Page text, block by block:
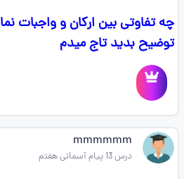
چه تفاوتی بین ارکان و واجبات
توضیح بدید تاج میدم
mmmmmm
درس 13 پیام آسمانی هفتم